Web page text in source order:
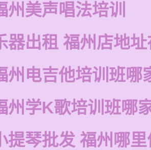
州美声唱法培训
器出租 福州店地
州电吉他培训班哪
州学K歌培训班哪
提琴批发 福州哪